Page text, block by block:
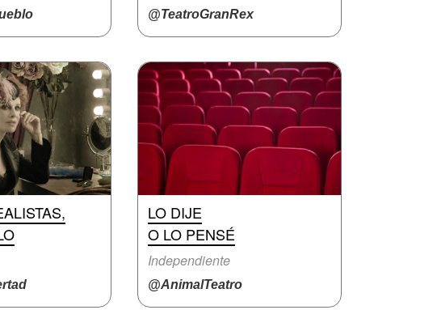
@TeatroGranRex
LO DIJE
O LO PENSÉ
Independiente
@AnimalTeatro